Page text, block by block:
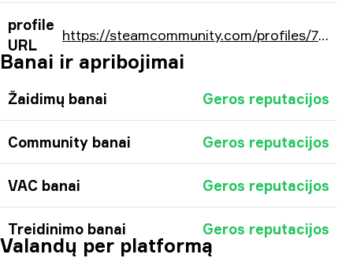
profile
URL
https://steamcommunity.com/profiles/76561198156778414/
Banai ir apribojimai
Žaidimų banai Geros reputacijos
Community banai Geros reputacijos
VAC banai Geros reputacijos
Treidinimo banai Geros reputacijos
Valandų per platformą